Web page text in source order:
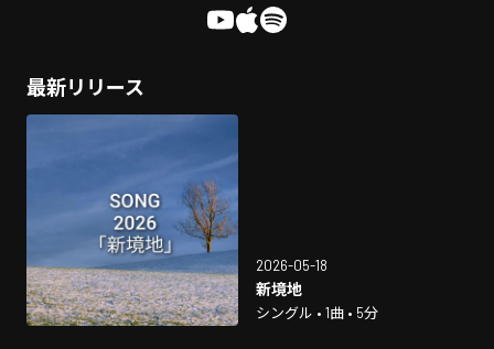
最新リリース
2026-05-18
新境地
シングル • 1曲 • 5分